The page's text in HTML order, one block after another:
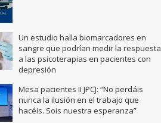
Un estudio halla biomarcadores en
sangre que podrían medir la respuesta
a las psicoterapias en pacientes con
depresión
Mesa pacientes II JPCJ: “No perdáis
nunca la ilusión en el trabajo que
hacéis. Sois nuestra esperanza”